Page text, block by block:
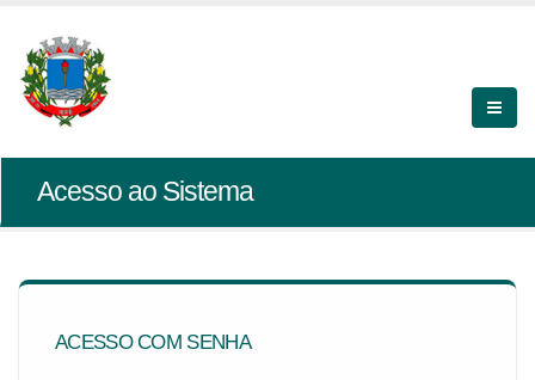
Acesso ao Sistema
ACESSO COM SENHA